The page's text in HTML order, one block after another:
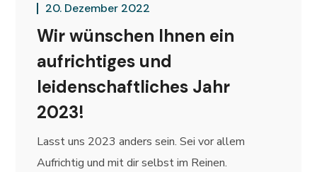
20. Dezember 2022
Wir wünschen Ihnen ein
aufrichtiges und
leidenschaftliches Jahr
2023!
Lasst uns 2023 anders sein. Sei vor allem
Aufrichtig und mit dir selbst im Reinen.